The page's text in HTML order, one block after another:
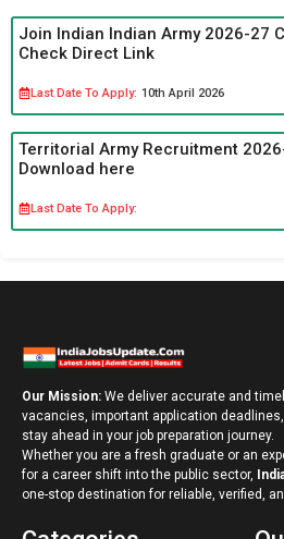
Join Indian Indian Army 2026-27
Check Direct Link
Last Date To Apply: 10th April 2026
Territorial Army Recruitment
Download here
Last Date To Apply:
Our Mission: We deliver accurate and
vacancies, important application
stay ahead in your job preparation journey.
Whether you are a fresh graduate or an
for a career shift into the public sector,
one-stop destination for reliable, verified,